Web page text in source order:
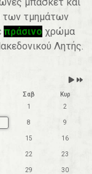
των τμημάτων
πράσινο χρώμα
Λητής.
Σαβ
Κυρ
1
2
8 9
15 16
22 23
29 30